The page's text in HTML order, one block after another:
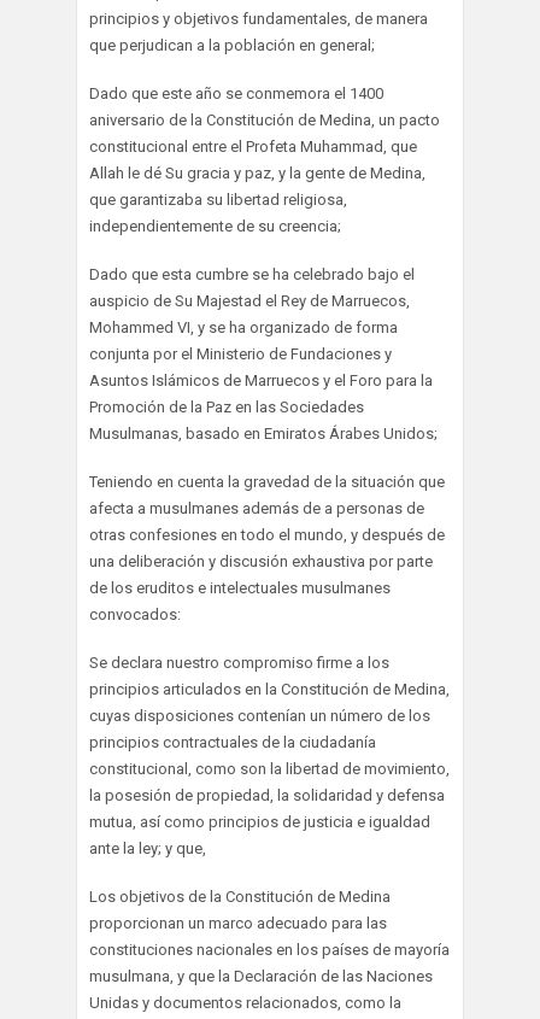
principios y objetivos fundamentales, de manera
que perjudican a la población en general;
Dado que este año se conmemora el 1400
aniversario de la Constitución de Medina, un pacto
constitucional entre el Profeta Muhammad, que
Allah le dé Su gracia y paz, y la gente de Medina,
que garantizaba su libertad religiosa,
independientemente de su creencia;
Dado que esta cumbre se ha celebrado bajo el
auspicio de Su Majestad el Rey de Marruecos,
Mohammed VI, y se ha organizado de forma
conjunta por el Ministerio de Fundaciones y
Asuntos Islámicos de Marruecos y el Foro para la
Promoción de la Paz en las Sociedades
Musulmanas, basado en Emiratos Árabes Unidos;
Teniendo en cuenta la gravedad de la situación que
afecta a musulmanes además de a personas de
otras confesiones en todo el mundo, y después de
una deliberación y discusión exhaustiva por parte
de los eruditos e intelectuales musulmanes
convocados:
Se declara nuestro compromiso firme a los
principios articulados en la Constitución de Medina,
cuyas disposiciones contenían un número de los
principios contractuales de la ciudadanía
constitucional, como son la libertad de movimiento,
la posesión de propiedad, la solidaridad y defensa
mutua, así como principios de justicia e igualdad
ante la ley; y que,
Los objetivos de la Constitución de Medina
proporcionan un marco adecuado para las
constituciones nacionales en los países de mayoría
musulmana, y que la Declaración de las Naciones
Unidas y documentos relacionados, como la